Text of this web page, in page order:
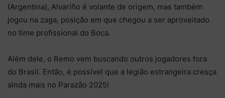
(Argentina), Alvariño é volante de origem, mas também
jogou na zaga, posição em que chegou a ser aproveitado
no time profissional do Boca.
Além dele, o Remo vem buscando outros jogadores fora
do Brasil. Então, é possível que a legião estrangeira cresça
ainda mais no Parazão 2025!